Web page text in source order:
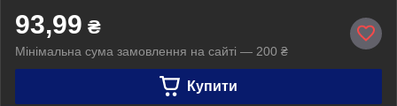
93,99 ₴
Мінімальна сума замовлення на сайті — 200 ₴
Купити